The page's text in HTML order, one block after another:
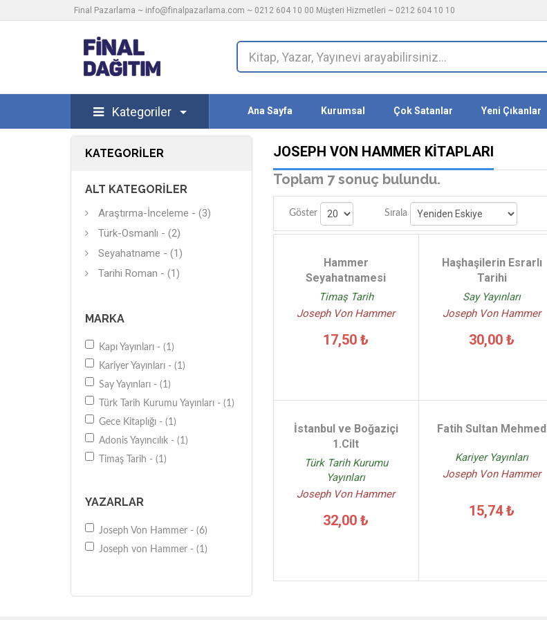
Final Pazarlama ~ info@finalpazarlama.com ~ 0212 604 10 00 Müşteri Hizmetleri ~ 0212 604 10 10
Kategoriler Ana Sayfa Kurumsal Çok Satanlar Yeni Çıkanlar
KATEGORILER
ALT KATEGORILER
Araştırma-İnceleme - (3)
Türk-Osmanlı - (2)
Seyahatname - (1)
Tarihi Roman - (1)
MARKA
Kapı Yayınları - (1)
Kariyer Yayınları - (1)
Say Yayınları - (1)
Türk Tarih Kurumu Yayınları - (1)
Gece Kitaplığı - (1)
Adonis Yayıncılık - (1)
Timaş Tarih - (1)
YAZARLAR
Joseph Von Hammer - (6)
Joseph von Hammer - (1)
JOSEPH VON HAMMER KITAPLARI
Toplam 7 sonuç bulundu.
Göster Sırala Stoktakiler
Hammer
Seyahatnamesi
Timaş Tarih
Joseph Von Hammer
17,50 ₺
Haşhaşilerin Esrarlı
Tarihi
Say Yayınları
Joseph Von Hammer
30,00 ₺
İstanbul ve Boğaziçi
1.Cilt
Türk Tarih Kurumu
Yayınları
Joseph Von Hammer
32,00 ₺
Fatih Sultan Mehmed
Kariyer Yayınları
Joseph Von Hammer
15,74 ₺